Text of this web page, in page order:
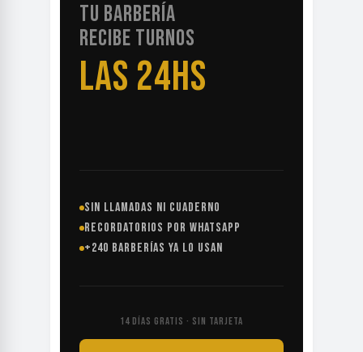
TU BARBERÍA
RECIBE TURNOS
LAS 24HS
SIN LLAMADAS NI CUADERNO
RECORDATORIOS POR WHATSAPP
+240 BARBERÍAS YA LO USAN
14 DÍAS GRATIS · SIN TARJETA